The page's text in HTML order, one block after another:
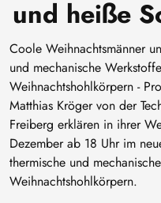
und heiße
Coole Weihnachtsmänner
und mechanische
Weihnachtshohlkörpern -
Matthias Kröger von der
Freiberg erklären in ihrer
Dezember ab 18 Uhr im
thermische und
Weihnachtshohlkörpern.